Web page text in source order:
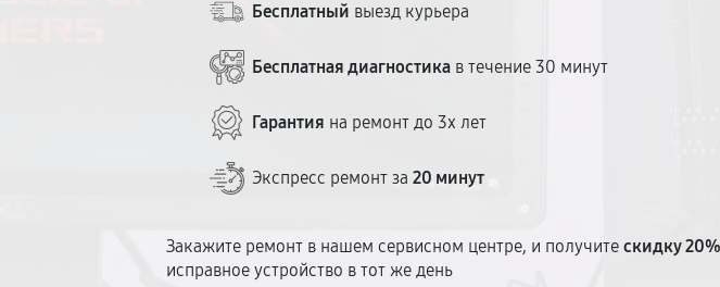
Бесплатный выезд курьера
Бесплатная диагностика в течение 30 минут
Гарантия на ремонт до 3х лет
Экспресс ремонт за20 минут
Закажите ремонт в нашем сервисном центре, и получитескидку 20%
исправное устройство в тот же день